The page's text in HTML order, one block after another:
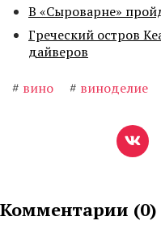
В «Сыроварне»
Греческий остров
дайверов
# вино # виноделие
Комментарии (0)